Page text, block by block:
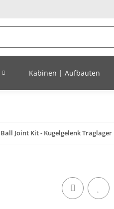
Kabinen | Aufbauten
Ball Joint Kit - Kugelgelenk Traglager